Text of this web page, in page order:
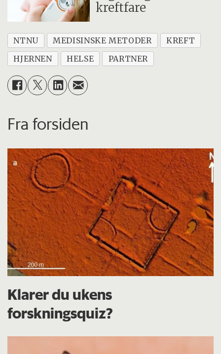
kreftfare
NTNU MEDISINSKE METODER
KREFT
HJERNEN
HELSE PARTNER
Fra forsiden
Klarer du ukens
forskningsquiz?